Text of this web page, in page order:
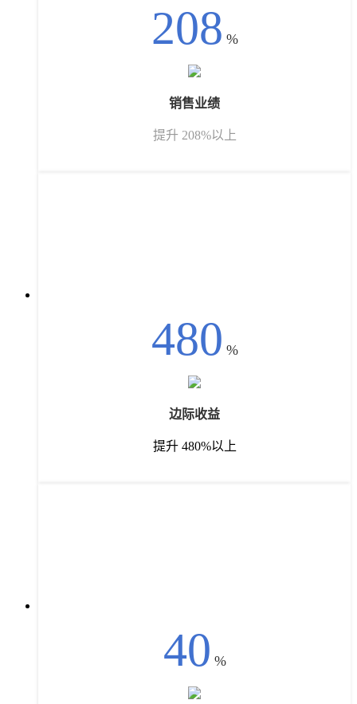
208 %
销售业绩
提升 208%以上
480 %
边际收益
提升 480%以上
40 %